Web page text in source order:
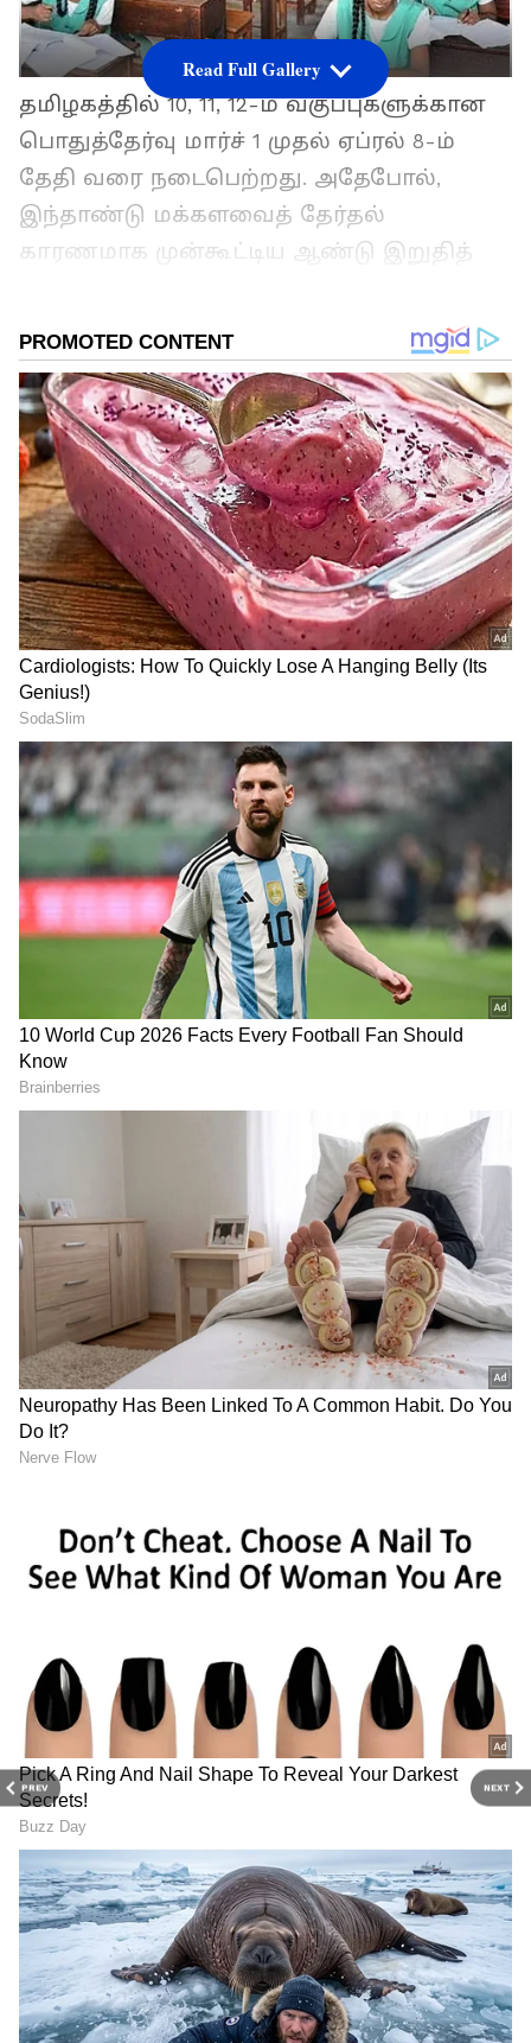
PREV NEXT
தமிழகத்தில் 10, 11, 12-ம் வகுப்புகளுக்கான
பொதுத்தேர்வு மார்ச் 1 முதல் ஏப்ரல் 8-ம்
தேதி வரை நடைபெற்றது. அதேபோல்,
இந்தாண்டு மக்களவைத் தேர்தல்
காரணமாக முன்கூட்டிய ஆண்டு இறுதித்
குழந்தைகளுக்கு ஏப்ரல் 2 முதல் 5-ம் தேதி
வரையும், 4 முதல் 9-ம் வகுப்பு
மாணவர்களுக்கு ஏப்ரல் 2 முதல் 23-ம் தேதி
வரையும் ஆண்டு இறுதித் தேர்வுகள்
நடைபெற்றன. அதைத் தொடர்ந்து பள்ளி
மாணவர்களுக்கு ஏப்ரல் 24-ம் தேதி முதல்
கோடை விடுமுறை அறிவிக்கப்பட்டுள்ளது.
ஏசியாநெட் தமிழ்-ஐ உங்கள் முதன்மைத்
தேர்வாக்குங்கள்
2
School Leave Extended
வழக்கமாக பள்ளி மாணவர்களுக்கு மே
மாதத்தில் கோடை விடுமுறை விடப்பட்டு,
மீண்டும் திறக்கப்படுவது வழக்கம். சில
நேரங்களில் கடுமையான கோடை வெப்பம்
தள்ளிபோகும். ஆனால், இந்த முறை
மக்களவை தேர்தல் முடிவுகள் ஜூன் 4ம்
தேதி வெளியாக உள்ளதாலும், கடுமையான
வெப்பம் காரணமாகவும் பள்ளிகள் ஜூன்
இரண்டாவது வாரத்தில் பள்ளிகள் திறக்க
வாய்ப்பிருப்பதாக கூறப்பட்டு வருகிறது.
இதையும் படிங்க:School College Holiday: மே
29-ம் தேதி விடுமுறை.. வெளியான
முக்கிய அறிவிப்பு! என்ன காரணம்
தெரியுமா?
Read Full Gallery